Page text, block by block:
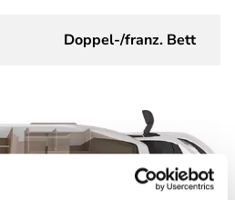
Doppel-/franz. Bett